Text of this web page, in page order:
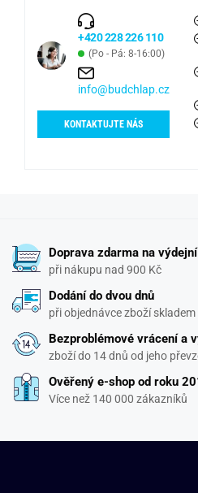
+420 228 226 110
(Po - Pá: 8-16:00)
info@budchlap.cz
KONTAKTUJTE NÁS
Doprava zdarma na
při nákupu nad 900 Kč
Dodání do dvou dnů
při objednávce zboží skladem
Bezproblémové vrácení a
zboží do 14 dnů od jeho
Ověřený e-shop od roku
Více než 140 000 zákazníků